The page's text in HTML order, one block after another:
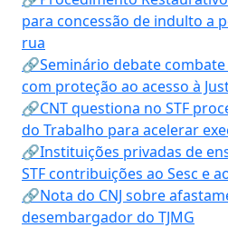
para concessão de indulto a
rua
🔗Seminário debate
com proteção ao acesso à
🔗CNT questiona no STF
do Trabalho para acelerar
🔗Instituições privadas de
STF contribuições ao Sesc e
🔗Nota do CNJ sobre
desembargador do TJMG